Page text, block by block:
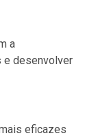
a
e desenvolver
eficazes